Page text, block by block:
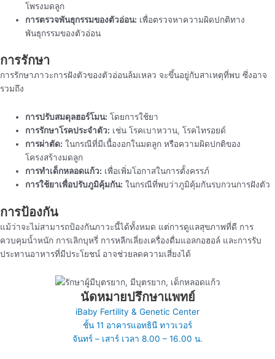
โพรงมดลูก
การตรวจพันธุกรรมของตัวอ่อน: เพื่อตรวจหาความผิดปกติทาง
พันธุกรรมของตัวอ่อน
การรักษา
การรักษาภาวะการฝังตัวของตัวอ่อนล้มเหลว จะขึ้นอยู่กับสาเหตุที่พบ ซึ่งอาจ
รวมถึง
การปรับสมดุลฮอร์โมน: โดยการใช้ยา
การรักษาโรคประจำตัว: เช่น โรคเบาหวาน, โรคไทรอยด์
การผ่าตัด: ในกรณีที่มีเนื้องอกในมดลูก หรือความผิดปกติของ
โครงสร้างมดลูก
การทำเด็กหลอดแก้ว: เพื่อเพิ่มโอกาสในการตั้งครรภ์
การใช้ยาเพื่อปรับภูมิคุ้มกัน: ในกรณีที่พบว่าภูมิคุ้มกันรบกวนการฝังตัว
การป้องกัน
แม้ว่าจะไม่สามารถป้องกันภาวะนี้ได้ทั้งหมด แต่การดูแลสุขภาพที่ดี การ
ควบคุมน้ำหนัก การเลิกบุหรี่ การหลีกเลี่ยงเครื่องดื่มแอลกอฮอล์ และการรับ
ประทานอาหารที่มีประโยชน์ อาจช่วยลดความเสี่ยงได้
นัดหมายปรึกษาแพทย์
iBaby Fertility & Genetic Center
ชั้น 11 อาคารแอทธินี ทาวเวอร์
จันทร์ – เสาร์ เวลา 8.00 – 16.00 น.